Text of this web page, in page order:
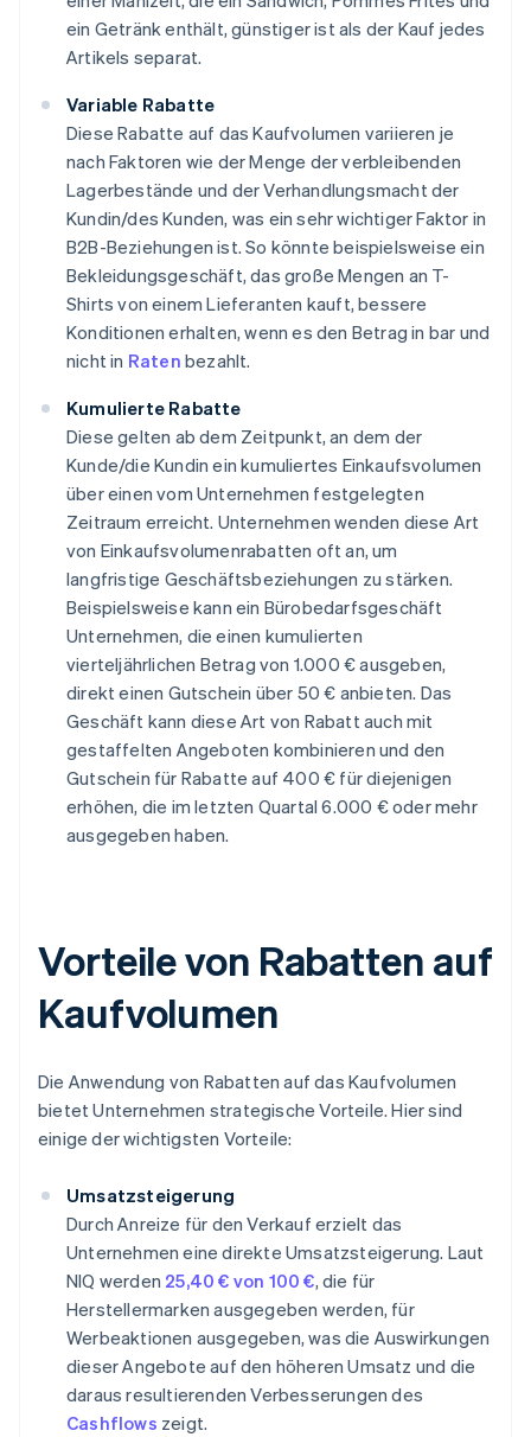
ein Getränk enthält, günstiger ist als der Kauf jedes
Artikels separat.
Variable Rabatte
Diese Rabatte auf das Kaufvolumen variieren je
nach Faktoren wie der Menge der verbleibenden
Lagerbestände und der Verhandlungsmacht der
Kundin/des Kunden, was ein sehr wichtiger Faktor in
B2B-Beziehungen ist. So könnte beispielsweise ein
Bekleidungsgeschäft, das große Mengen an T-
Shirts von einem Lieferanten kauft, bessere
Konditionen erhalten, wenn es den Betrag in bar und
nicht in Raten bezahlt.
Kumulierte Rabatte
Diese gelten ab dem Zeitpunkt, an dem der
Kunde/die Kundin ein kumuliertes Einkaufsvolumen
über einen vom Unternehmen festgelegten
Zeitraum erreicht. Unternehmen wenden diese Art
von Einkaufsvolumenrabatten oft an, um
langfristige Geschäftsbeziehungen zu stärken.
Beispielsweise kann ein Bürobedarfsgeschäft
Unternehmen, die einen kumulierten
vierteljährlichen Betrag von 1.000 € ausgeben,
direkt einen Gutschein über 50 € anbieten. Das
Geschäft kann diese Art von Rabatt auch mit
gestaffelten Angeboten kombinieren und den
Gutschein für Rabatte auf 400 € für diejenigen
erhöhen, die im letzten Quartal 6.000 € oder mehr
ausgegeben haben.
Vorteile von Rabatten auf
Kaufvolumen
Die Anwendung von Rabatten auf das Kaufvolumen
bietet Unternehmen strategische Vorteile. Hier sind
einige der wichtigsten Vorteile:
Umsatzsteigerung
Durch Anreize für den Verkauf erzielt das
Unternehmen eine direkte Umsatzsteigerung. Laut
NIQ werden 25,40 € von 100 €, die für
Herstellermarken ausgegeben werden, für
Werbeaktionen ausgegeben, was die Auswirkungen
dieser Angebote auf den höheren Umsatz und die
daraus resultierenden Verbesserungen des
Cashflows zeigt.